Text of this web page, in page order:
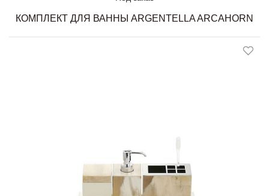
КОМПЛЕКТ ДЛЯ ВАННЫ ARGENTELLA ARCAHORN